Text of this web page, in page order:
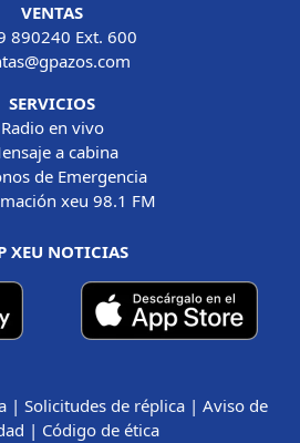
VENTAS
890240 Ext. 600
SERVICIOS
Radio en vivo
a cabina
de Emergencia
xeu 98.1 FM
XEU NOTICIAS
| Solicitudes de réplica | Aviso de
| Código de ética